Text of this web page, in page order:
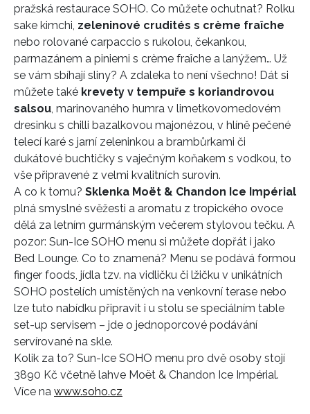
pražská restaurace SOHO. Co můžete ochutnat? Rolku
sake kimchi, zeleninové crudités s crème fraîche
nebo rolované carpaccio s rukolou, čekankou,
parmazánem a piniemi s crème fraîche a lanýžem… Už
se vám sbíhají sliny? A zdaleka to není všechno! Dát si
můžete také krevety v tempuře s koriandrovou
salsou, marinovaného humra v limetkovomedovém
dresinku s chilli bazalkovou majonézou, v hlíně pečené
telecí karé s jarní zeleninkou a brambůrkami či
dukátové buchtičky s vaječným koňakem s vodkou, to
vše připravené z velmi kvalitních surovin.
A co k tomu? Sklenka Moët & Chandon Ice Impérial
plná smyslné svěžesti a aromatu z tropického ovoce
dělá za letním gurmánským večerem stylovou tečku. A
pozor: Sun-Ice SOHO menu si můžete dopřát i jako
Bed Lounge. Co to znamená? Menu se podává formou
finger foods, jídla tzv. na vidličku či lžičku v unikátních
SOHO postelích umístěných na venkovní terase nebo
lze tuto nabídku připravit i u stolu se speciálním table
set-up servisem – jde o jednoporcové podávání
servírované na skle.
Kolik za to? Sun-Ice SOHO menu pro dvě osoby stojí
3890 Kč včetně lahve Moët & Chandon Ice Impérial.
Více na www.soho.cz